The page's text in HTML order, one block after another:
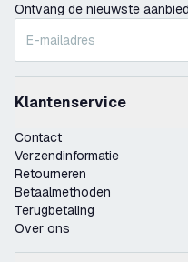
Ontvang de nieuwste
Klantenservice
Contact
Verzendinformatie
Retourneren
Betaalmethoden
Terugbetaling
Over ons